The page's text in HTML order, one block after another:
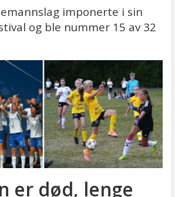
imponerte i sin
og ble nummer 15 av 32
er død, lenge